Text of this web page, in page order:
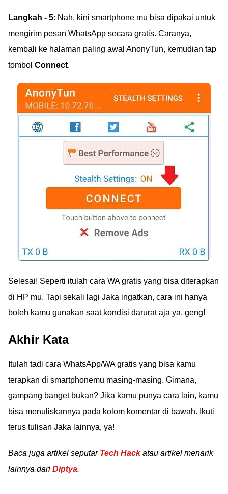
Langkah - 5: Nah, kini smartphone mu bisa dipakai untuk
mengirim pesan WhatsApp secara gratis. Caranya,
kembali ke halaman paling awal AnonyTun, kemudian tap
tombol Connect.
Selesai! Seperti itulah cara WA gratis yang bisa diterapkan
di HP mu. Tapi sekali lagi Jaka ingatkan, cara ini hanya
boleh kamu gunakan saat kondisi darurat aja ya, geng!
Akhir Kata
Itulah tadi cara WhatsApp/WA gratis yang bisa kamu
terapkan di smartphonemu masing-masing. Gimana,
gampang banget bukan? Jika kamu punya cara lain, kamu
bisa menuliskannya pada kolom komentar di bawah. Ikuti
terus tulisan Jaka lainnya, ya!
Baca juga artikel seputar Tech Hackatau artikel menarik
lainnya dari Diptya.